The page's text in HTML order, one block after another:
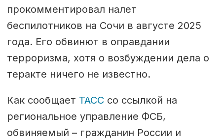
прокомментировал налет
беспилотников на Сочи в августе 2025
года. Его обвинют в оправдании
терроризма, хотя о возбуждении дела о
теракте ничего не известно.
Как сообщает ТАСС со ссылкой на
региональное управление ФСБ,
обвиняемый – гражданин России и